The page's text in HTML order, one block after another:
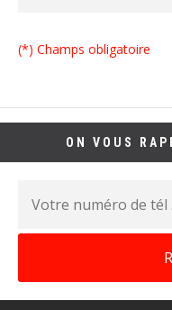
(*) Champs obligatoire
ON VOUS